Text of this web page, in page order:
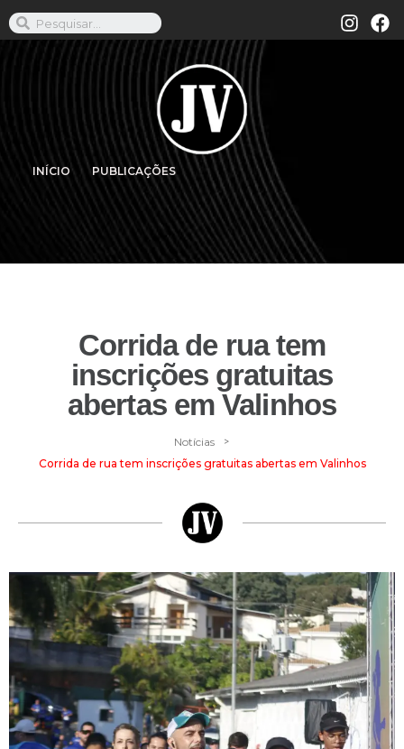
INÍCIO PUBLICAÇÕES
Corrida de rua tem
inscrições gratuitas
abertas em Valinhos
Notícias >
Corrida de rua tem inscrições gratuitas abertas em Valinhos